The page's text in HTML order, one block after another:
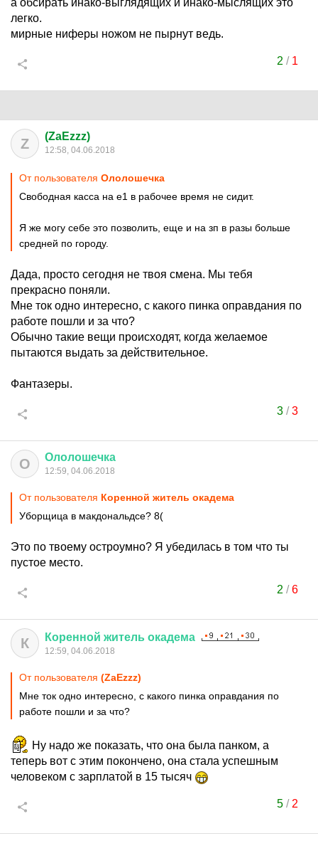
а обсирать инако-выглядящих и инако-мыслящих это
легко.
мирные ниферы ножом не пырнут ведь.
2 / 1
Z (ZaEzzz)
12:58, 04.06.2018
От пользователя Ололошечка
Свободная касса на е1 в рабочее время не сидит.
Я же могу себе это позволить, еще и на зп в разы больше
средней по городу.
Дада, просто сегодня не твоя смена. Мы тебя
прекрасно поняли.
Мне ток одно интересно, с какого пинка оправдания по
работе пошли и за что?
Обычно такие вещи происходят, когда желаемое
пытаются выдать за действительное.
Фантазеры.
3/3
О Ололошечка
12:59, 04.06.2018
От пользователя Коренной житель окадема
Уборщица в макдональдсе? 8(
Это по твоему остроумно? Я убедилась в том что ты
пустое место.
2 /6
К Коренной житель окадема
12:59, 04.06.2018
От пользователя (ZaEzzz)
Мне ток одно интересно, с какого пинка оправдания по
работе пошли и за что?
Ну надо же показать, что она была панком, а
теперь вот с этим покончено, она стала успешным
человеком с зарплатой в 15 тысяч
5/ 2